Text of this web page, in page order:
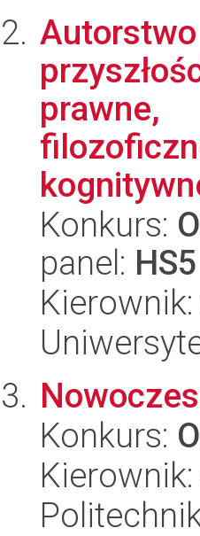
Autorstwo
prawne,
Konkurs:
panel: HS5
Konkurs: